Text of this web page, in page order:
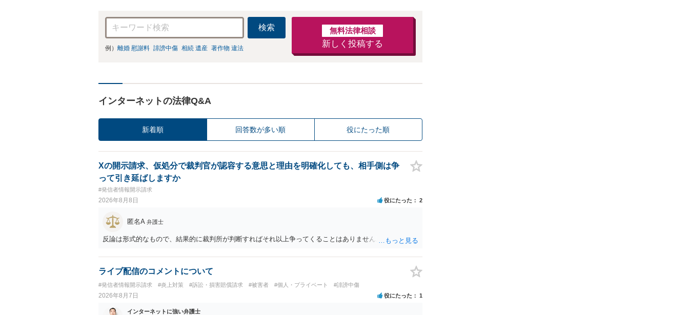
検索
例） 離婚 慰謝料 誹謗中傷 相続 遺産 著作物 違法
無料法律相談
新しく投稿する
インターネットの法律Q&A
新着順 回答数が多い順 役にたった順
Xの開示請求、仮処分で裁判官が認容する意思と理由を明確化しても、相手側は争
って引き延ばしますか
#発信者情報開示請求
2026年8月8日 役にたった 2
匿名A 弁護士
反論は形式的なもので、結果的に裁判所が判断すればそれ以上争ってくることはありません。
ライブ配信のコメントについて
#発信者情報開示請求 #炎上対策 #訴訟・損害賠償請求 #被害者 #個人・プライベート #誹謗中傷
2026年8月7日 役にたった 1
インターネットに強い弁護士